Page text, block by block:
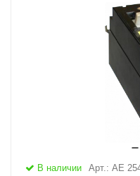
В наличии Арт.: АЕ